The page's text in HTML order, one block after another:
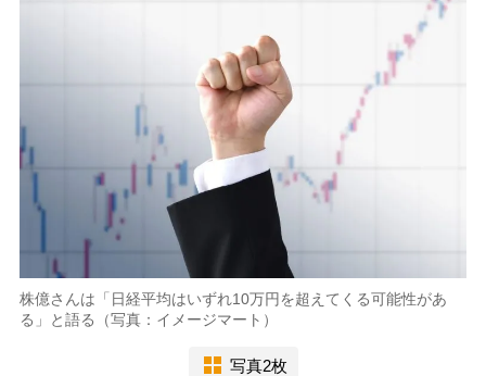
株億さんは「日経平均はいずれ10万円を超えてくる可能性があ
る」と語る（写真：イメージマート）
写真2枚